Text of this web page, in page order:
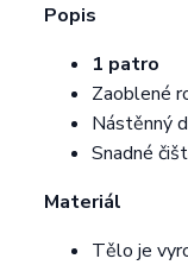
Popis
1 patro
Zaoblené
Nástěnný
Snadné
Materiál
Tělo je